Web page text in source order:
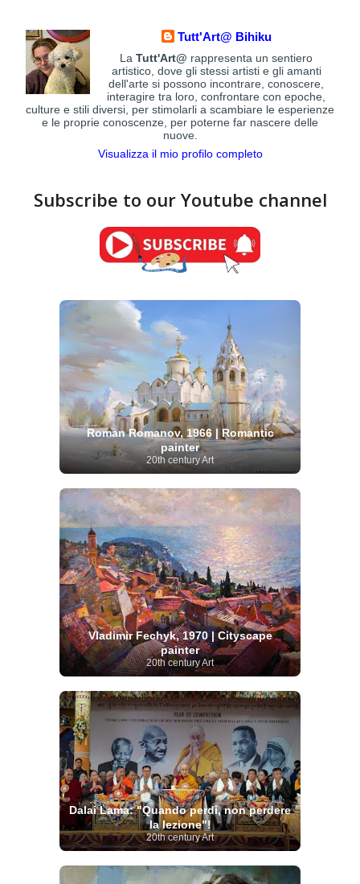
Tutt'Art@ Bihiku
LaTutt'Art@ rappresenta un sentiero
artistico, dove gli stessi artisti e gli amanti
dell'arte si possono incontrare, conoscere,
interagire tra loro, confrontare con epoche,
culture e stili diversi, per stimolarli a scambiare le esperienze
e le proprie conoscenze, per poterne far nascere delle
nuove.
Visualizza il mio profilo completo
Subscribe to our Youtube channel
Roman Romanov, 1966 | Romantic
painter
20th century Art
Vladimir Fechyk, 1970 | Cityscape
painter
20th century Art
Dalai Lama: "Quando perdi, non perdere
la lezione"!
20th century Art